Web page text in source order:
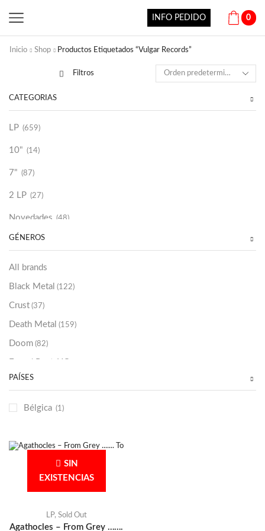
INFO PEDIDO 0
Inicio Shop Productos Etiquetados “Vulgar Records”
Filtros
CATEGORÍAS
LP (659)
10" (14)
7" (87)
2 LP (27)
Novedades (48)
Vinilako (34)
Sold Out
GÉNEROS
All brands
Black Metal (122)
Crust (37)
Death Metal (159)
Doom (82)
Grindcore
(25)
PAÍSES
Bélgica (1)
SIN
EXISTENCIAS
LP, Sold Out
Agathocles – From Grey …….